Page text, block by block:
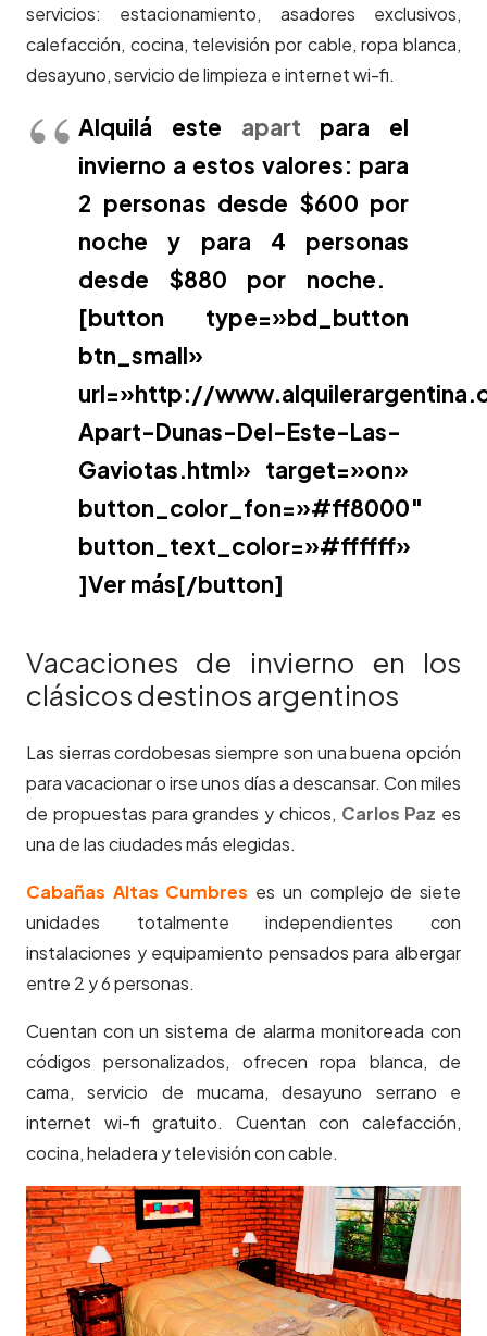
servicios: estacionamiento, asadores exclusivos,
calefacción, cocina, televisión por cable, ropa blanca,
desayuno, servicio de limpieza e internet wi-fi.
Alquilá este apart para el
invierno a estos valores: para
2 personas desde $600 por
noche y para 4 personas
desde $880 por noche.
[button type=»bd_button
btn_small»
url=»http://
Apart-Dunas-Del-Este-Las-
Gaviotas.html» target=»on»
button_color_fon=»#ff8000″
button_text_color=»#ffffff»
]Ver más[/button]
Vacaciones de invierno en los
clásicos destinos argentinos
Las sierras cordobesas siempre son una buena opción
para vacacionar o irse unos días a descansar. Con miles
de propuestas para grandes y chicos, Carlos Paz es
una de las ciudades más elegidas.
Cabañas Altas Cumbres es un complejo de siete
unidades totalmente independientes con
instalaciones y equipamiento pensados para albergar
entre 2 y 6 personas.
Cuentan con un sistema de alarma monitoreada con
códigos personalizados, ofrecen ropa blanca, de
cama, servicio de mucama, desayuno serrano e
internet wi-fi gratuito. Cuentan con calefacción,
cocina, heladera y televisión con cable.